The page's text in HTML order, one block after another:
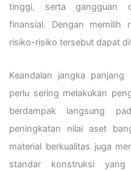
tinggi, serta gangguan
finansial. Dengan
risiko-risiko tersebut dapat
Keandalan jangka
perlu sering melakukan
berdampak langsung
peningkatan nilai aset
material berkualitas juga
standar konstruksi